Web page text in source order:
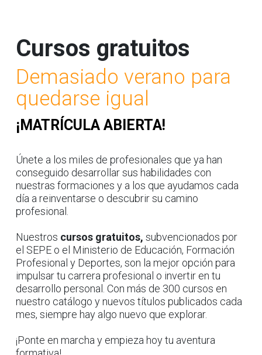
Cursos gratuitos
Demasiado verano para
quedarse igual
¡MATRÍCULA ABIERTA!
Únete a los miles de profesionales que ya han
conseguido desarrollar sus habilidades con
nuestras formaciones y a los que ayudamos cada
día a reinventarse o descubrir su camino
profesional.
Nuestros cursos gratuitos, subvencionados por
el SEPE o el Ministerio de Educación, Formación
Profesional y Deportes, son la mejor opción para
impulsar tu carrera profesional o invertir en tu
desarrollo personal. Con más de 300 cursos en
nuestro catálogo y nuevos títulos publicados cada
mes, siempre hay algo nuevo que explorar.
¡Ponte en marcha y empieza hoy tu aventura